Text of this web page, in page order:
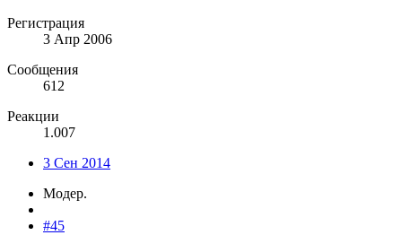
Регистрация
3 Апр 2006
Сообщения
612
Реакции
1.007
3 Сен 2014
Модер.
#45